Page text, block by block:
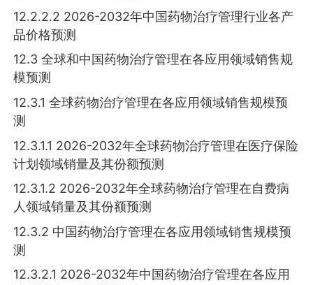
12.2.2.2 2026-2032年中国药物治疗管理行业各产
品价格预测
12.3 全球和中国药物治疗管理在各应用领域销售规
模预测
12.3.1 全球药物治疗管理在各应用领域销售规模预
测
12.3.1.1 2026-2032年全球药物治疗管理在医疗保险
计划领域销量及其份额预测
12.3.1.2 2026-2032年全球药物治疗管理在自费病
人领域销量及其份额预测
12.3.2 中国药物治疗管理在各应用领域销售规模预
测
12.3.2.1 2026-2032年中国药物治疗管理在各应用